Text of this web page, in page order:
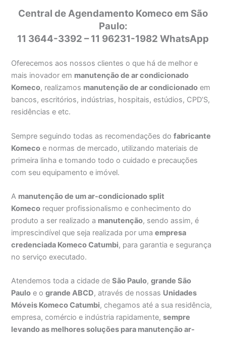
Central de Agendamento Komeco em São
Paulo:
11 3644-3392 – 11 96231-1982 WhatsApp
Oferecemos aos nossos clientes o que há de melhor e
mais inovador em manutenção de ar condicionado
Komeco, realizamos manutenção de ar condicionado em
bancos, escritórios, indústrias, hospitais, estúdios, CPD’S,
residências e etc.
Sempre seguindo todas as recomendações dofabricante
Komeco e normas de mercado, utilizando materiais de
primeira linha e tomando todo o cuidado e precauções
com seu equipamento e imóvel.
A manutenção de um ar-condicionado split
Komeco requer profissionalismo e conhecimento do
produto a ser realizado a manutenção, sendo assim, é
imprescindível que seja realizada por umaempresa
credenciada Komeco Catumbi, para garantia e segurança
no serviço executado.
Atendemos toda a cidade deSão Paulo,grande São
Paulo e ogrande ABCD, através de nossas Unidades
Móveis Komeco Catumbi, chegamos até a sua residência,
empresa, comércio e indústria rapidamente,sempre
levando as melhores soluções para manutenção ar-